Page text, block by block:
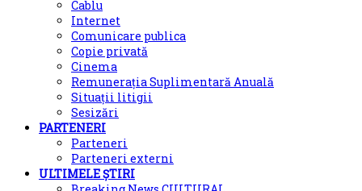
Cablu
Internet
Comunicare publica
Copie privată
Cinema
Remunerația Suplimentară Anuală
Situații litigii
Sesizări
PARTENERI
Parteneri
Parteneri externi
ULTIMELE ȘTIRI